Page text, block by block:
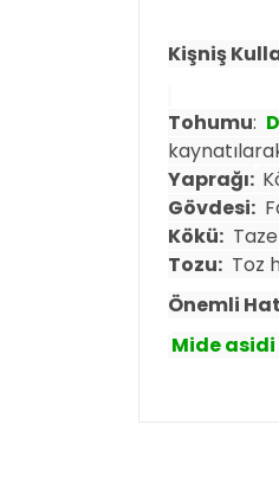
Kişniş
Tohumu:
Yaprağı:
Gövdesi:
Kökü:
Tozu: Toz
Önemli
Mide asidi
Bu ürünün